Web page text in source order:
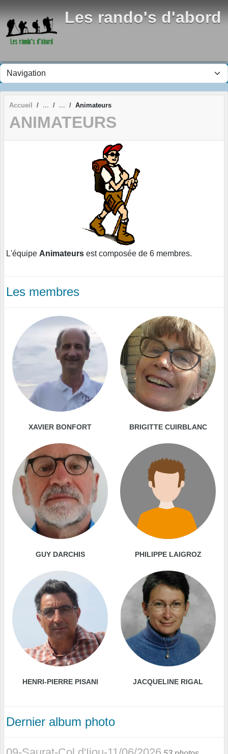
Les rando's d'abord
Accueil Animateurs
ANIMATEURS
L'équipe Animateurs est composée de 6 membres.
Les membres
XAVIER BONFORT BRIGITTE CUIRBLANC
GUY DARCHIS PHILIPPE LAIGROZ
HENRI-PIERRE PISANI JACQUELINE RIGAL
Dernier album photo